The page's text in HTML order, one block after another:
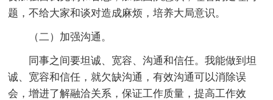
题，不给大家和谈对造成麻烦，培养大局意识。
（二）加强沟通。
同事之间要坦诚、宽容、沟通和信任。我能做到坦
诚、宽容和信任，就欠缺沟通，有效沟通可以消除误
会，增进了解融洽关系，保证工作质量，提高工作效